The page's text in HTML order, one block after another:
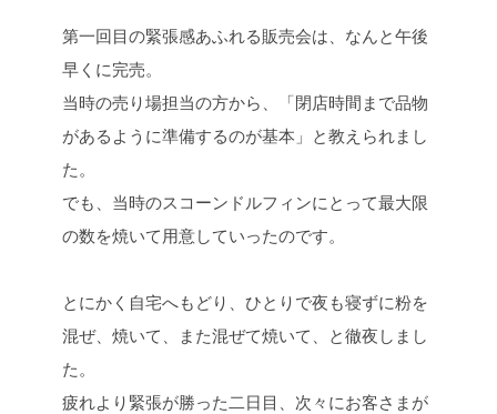
第一回目の緊張感あふれる販売会は、なんと午後
早くに完売。
当時の売り場担当の方から、「閉店時間まで品物
があるように準備するのが基本」と教えられまし
た。
でも、当時のスコーンドルフィンにとって最大限
の数を焼いて用意していったのです。
とにかく自宅へもどり、ひとりで夜も寝ずに粉を
混ぜ、焼いて、また混ぜて焼いて、と徹夜しまし
た。
疲れより緊張が勝った二日目、次々にお客さまが